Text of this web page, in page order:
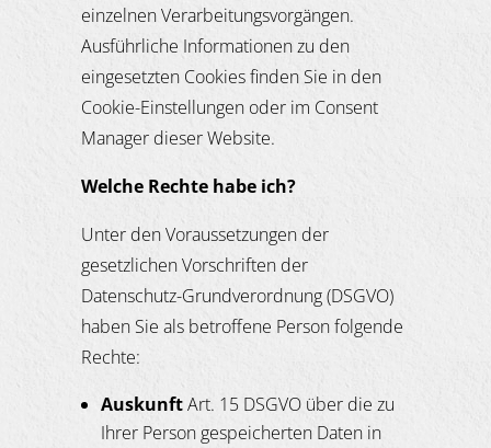
einzelnen Verarbeitungsvorgängen.
Ausführliche Informationen zu den
eingesetzten Cookies finden Sie in den
Cookie-Einstellungen oder im Consent
Manager dieser Website.
Welche Rechte habe ich?
Unter den Voraussetzungen der
gesetzlichen Vorschriften der
Datenschutz-Grundverordnung (DSGVO)
haben Sie als betroffene Person folgende
Rechte:
AuskunftArt. 15 DSGVO über die zu
Ihrer Person gespeicherten Daten in